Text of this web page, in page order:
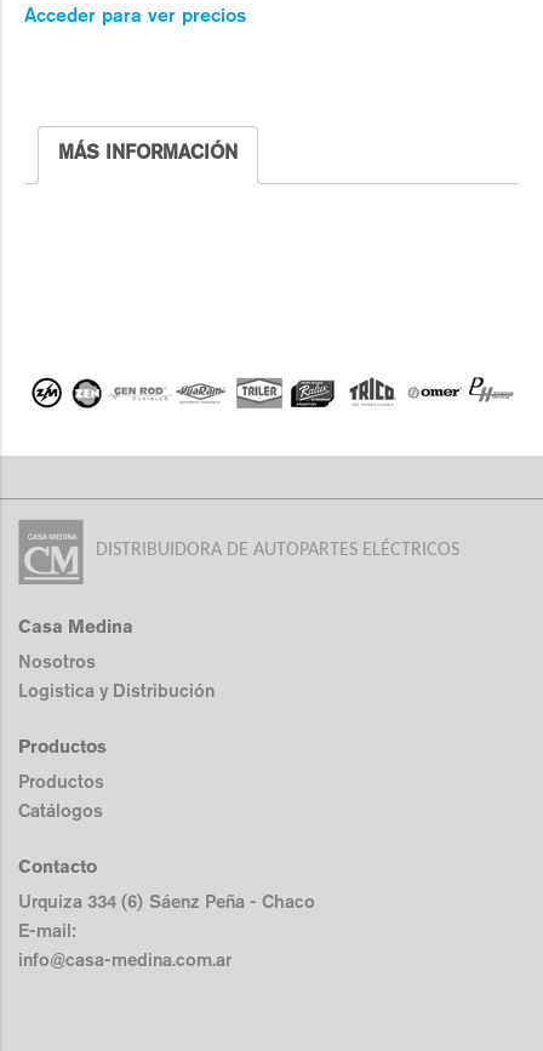
Acceder para ver precios
MÁS INFORMACIÓN
DISTRIBUIDORA DE AUTOPARTES ELÉCTRICOS
Casa Medina
Nosotros
Logistica y Distribución
Productos
Productos
Catálogos
Contacto
Urquiza 334 (6) Sáenz Peña - Chaco
E-mail:
info@casa-medina.com.ar